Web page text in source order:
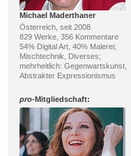
Michael Maderthaner
Österreich, seit 2008
829 Werke, 356 Kommentare
54% Digital Art, 40% Malerei;
Mischtechnik, Diverses;
mehrheitlich: Gegenwartskunst,
Abstrakter Expressionismus
pro-Mitgliedschaft: